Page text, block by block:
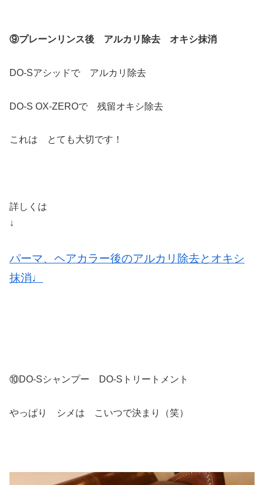
⑨プレーンリンス後 アルカリ除去 オキシ抹消
DO-Sアシッドで アルカリ除去
DO-S OX-ZEROで 残留オキシ除去
これは とても大切です！
詳しくは
↓
パーマ、ヘアカラー後のアルカリ除去とオキシ
抹消♩
⑩DO-Sシャンプー DO-Sトリートメント
やっぱり シメは こいつで決まり（笑）